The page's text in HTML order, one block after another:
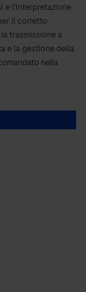
e l’interpretazione
il corretto
trasmissione a
e la gestione della
nella